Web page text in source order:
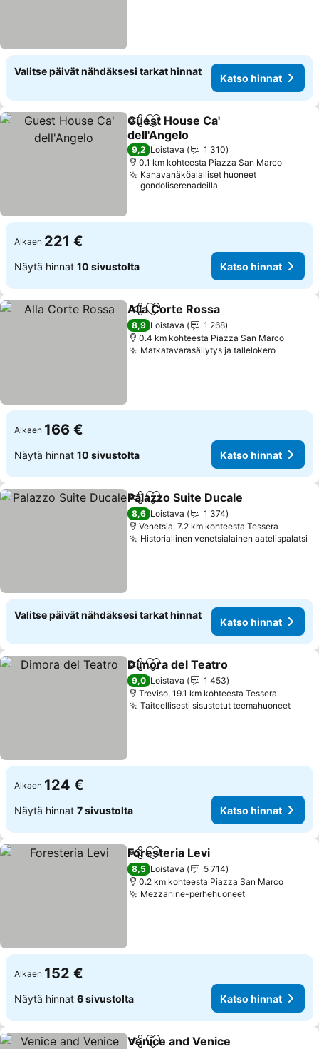
Valitse päivät nähdäksesi tarkat hinnat
Katso hinnat
Jaa Lisää suosikkeihin
Guest House Ca'
dell'Angelo
9,2 Loistava
1 310
0.1 km kohteesta Piazza San Marco
Kanavanäköalalliset huoneet
gondoliserenadeilla
Alkaen 221 €
Näytä hinnat 10 sivustolta Katso hinnat
Jaa Lisää suosikkeihin
Alla Corte Rossa
8,9 Loistava
1 268
0.4 km kohteesta Piazza San Marco
Matkatavarasäilytys ja tallelokero
Alkaen 166 €
Näytä hinnat 10 sivustolta Katso hinnat
Jaa Lisää suosikkeihin
Palazzo Suite Ducale
8,6 Loistava
1 374
Venetsia, 7.2 km kohteesta Tessera
Historiallinen venetsialainen aatelispalatsi
Valitse päivät nähdäksesi tarkat hinnat
Katso hinnat
Jaa Lisää suosikkeihin
Dimora del Teatro
9,0 Loistava
1 453
Treviso, 19.1 km kohteesta Tessera
Taiteellisesti sisustetut teemahuoneet
Alkaen 124 €
Näytä hinnat 7 sivustolta Katso hinnat
Jaa Lisää suosikkeihin
Foresteria Levi
8,5 Loistava
5 714
0.2 km kohteesta Piazza San Marco
Mezzanine-perhehuoneet
Alkaen 152 €
Näytä hinnat 6 sivustolta Katso hinnat
Venice and Venice